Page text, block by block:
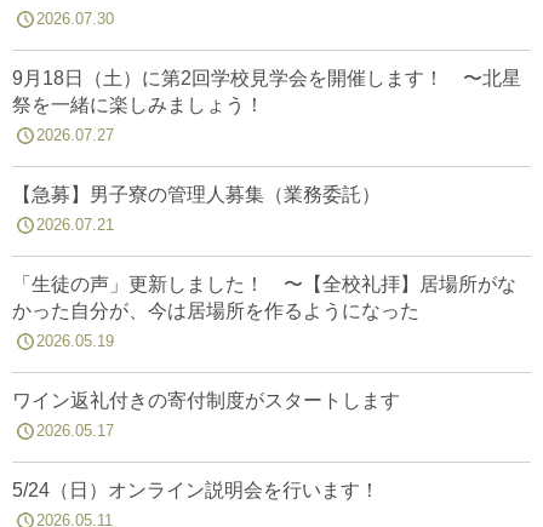
2026.07.30
9月18日（土）に第2回学校見学会を開催します！ 〜北星
祭を一緒に楽しみましょう！
2026.07.27
【急募】男子寮の管理人募集（業務委託）
2026.07.21
「生徒の声」更新しました！ 〜【全校礼拝】居場所がな
かった自分が、今は居場所を作るようになった
2026.05.19
ワイン返礼付きの寄付制度がスタートします
2026.05.17
5/24（日）オンライン説明会を行います！
2026.05.11